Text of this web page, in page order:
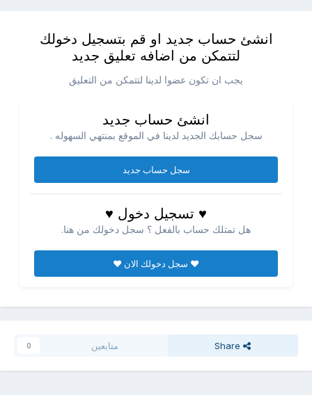
انشئ حساب جديد او قم بتسجيل دخولك
لتتمكن من اضافه تعليق جديد
يجب ان تكون عضوا لدينا لتتمكن من التعليق
انشئ حساب جديد
سجل حسابك الجديد لدينا في الموقع بمنتهي السهوله .
سجل حساب جديد
♥ تسجيل دخول ♥
هل تمتلك حساب بالفعل ؟ سجل دخولك من هنا.
♥ سجل دخولك الان ♥
Share متابعين 0